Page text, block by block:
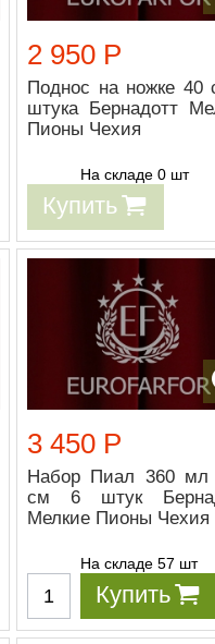
2 950 Р
Поднос на ножке 40
штука Бернадотт
Пионы Чехия
На складе 0 шт
Купить
3 450 Р
Набор Пиал 360 мл
см 6 штук
Мелкие Пионы Чехия
На складе 57 шт
Купить